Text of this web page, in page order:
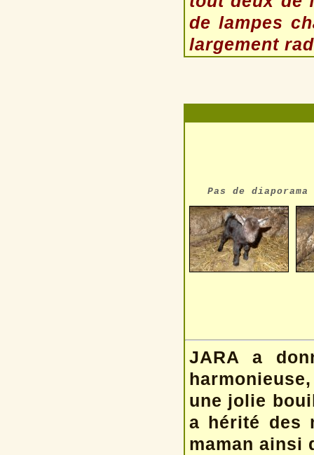
de lampes
largement
Pas de
JARA a
une jolie
a hérité des
maman ainsi